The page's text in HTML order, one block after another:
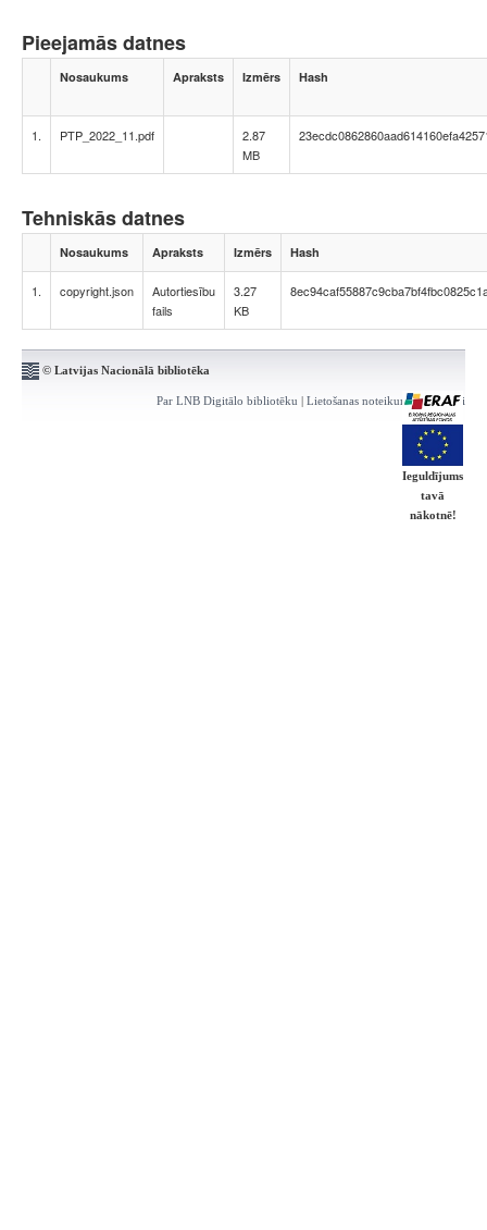
Pieejamās datnes
Nosaukums Apraksts Izmērs Hash
1. PTP_2022_11.pdf
2.87
MB
Tehniskās datnes
Nosaukums Apraksts Izmērs Hash
1. copyright.json
Autortiesību
fails
3.27
KB
© Latvijas Nacionālā bibliotēka
Par LNB Digitālo bibliotēku | Lietošanas noteikumi | Kontakti
Ieguldījums
tavā
nākotnē!